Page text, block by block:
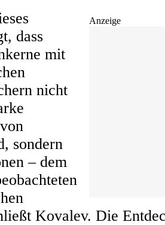
Anzeige
dass
mit
nicht
sondern
– dem
Kovalev. Die